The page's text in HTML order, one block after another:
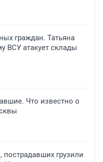
граждан. Татьяна
ВСУ атакует склады
Что известно о
пострадавших грузили